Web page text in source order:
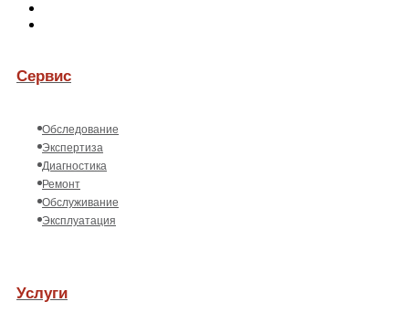
Сервис
Обследование
Экспертиза
Диагностика
Ремонт
Обслуживание
Эксплуатация
Услуги